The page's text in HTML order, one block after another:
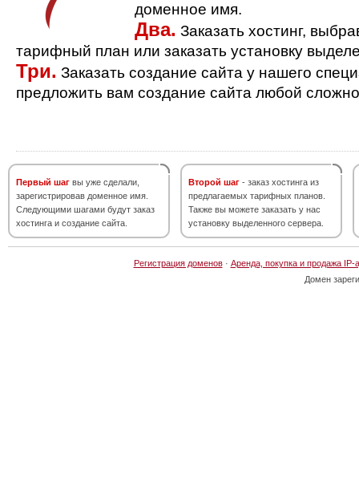
доменное имя.
Два. Заказать хостинг,
тарифный план или заказать установку
Три. Заказать создание сайта у нашего
предложить вам создание сайта любой
Первый шаг вы уже сделали,
зарегистрировав доменное имя.
Следующими шагами будут заказ
хостинга и создание сайта.
Второй шаг - заказ хостинга из
предлагаемых тарифных планов.
Также вы можете заказать у нас
установку выделенного сервера.
Регистрация доменов· Аренда, покупка и продажа IP-
Домен